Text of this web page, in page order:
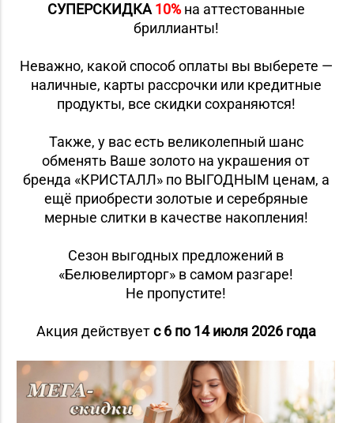
СУПЕРСКИДКА 10%на аттестованные
бриллианты!
Неважно, какой способ оплаты вы выберете —
наличные, карты рассрочки или кредитные
продукты, все скидки сохраняются!
Также, у вас есть великолепный шанс
обменять Ваше золото на украшения от
бренда «КРИСТАЛЛ» по ВЫГОДНЫМ ценам, а
ещё приобрести золотые и серебряные
мерные слитки в качестве накопления!
Сезон выгодных предложений в
«Белювелирторг» в самом разгаре!
Не пропустите!
Акция действуетс 6 по 14 июля 2026 года